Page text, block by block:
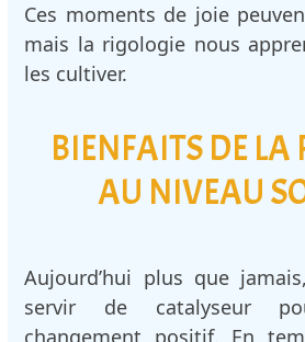
Ces moments de joie
mais la rigologie nous
les cultiver.
BIENFAITS DE LA
AU NIVEAU
Aujourd’hui plus que
servir de catalyseur
changement positif. En